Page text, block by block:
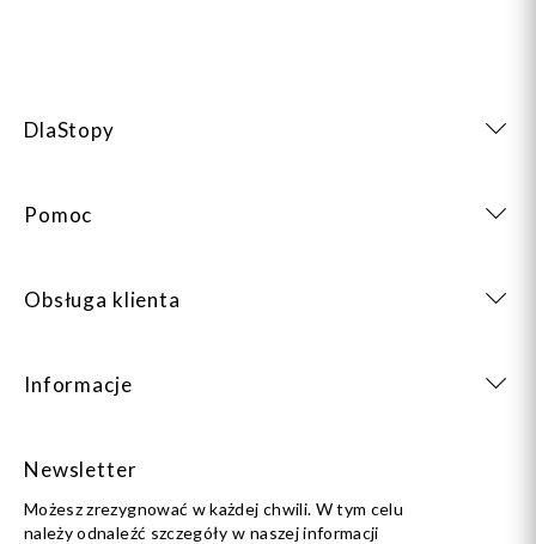
DlaStopy
Pomoc
Obsługa klienta
Informacje
Newsletter
Możesz zrezygnować w każdej chwili. W tym celu
należy odnaleźć szczegóły w naszej informacji